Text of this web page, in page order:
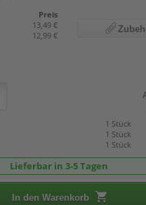
Preis
13,49 €
12,99 €
1 Stück
1 Stück
1 Stück
Lieferbar in 3-5 Tagen
In den Warenkorb